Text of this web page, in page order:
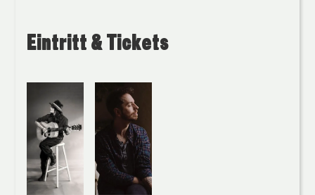
Eintritt & Tickets